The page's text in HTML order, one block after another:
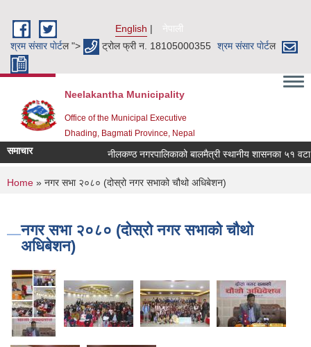
English
नेपाली
श्रम संसार पाेर्टल "> ट्रोल फ्री न. 18105000355 श्रम संसार पाेर्टल
Neelakantha Municipality
Office of the Municipal Executive
Dhading, Bagmati Province, Nepal
समाचार नीलकण्ठ नगरपालिकाको बालमैत्री स्थानीय शासनका ५१ वटा
You are here
Home » नगर सभा २०८० (दोस्रो नगर सभाको चौथो अधिबेशन)
नगर सभा २०८० (दोस्रो नगर सभाको चौथो
अधिबेशन)